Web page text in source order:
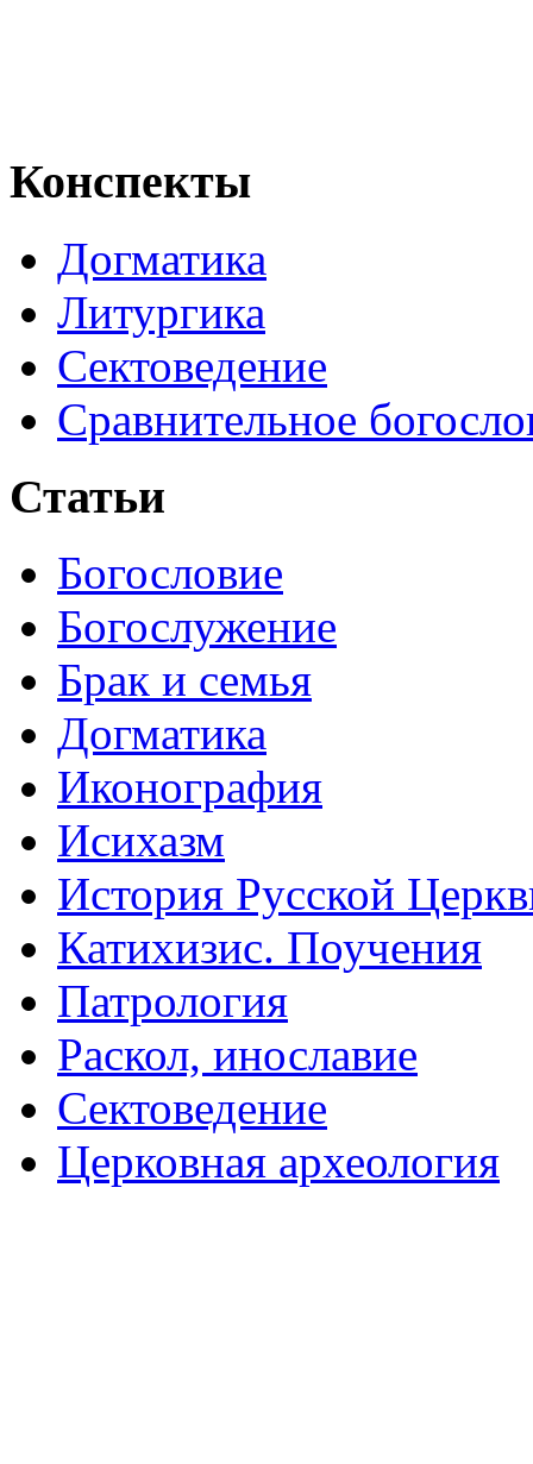
Конспекты
Догматика
Литургика
Сектоведение
Сравнительное
Статьи
Богословие
Богослужение
Брак и семья
Догматика
Иконография
Исихазм
История Русской
Катихизис. Поучения
Патрология
Раскол, инославие
Сектоведение
Церковная археология